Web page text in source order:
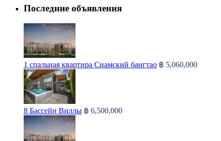
Последние объявления
1 спальная квартира Сиамский бангтао ฿ 5,060,000
8 Бассейн Виллы ฿ 6,500,000